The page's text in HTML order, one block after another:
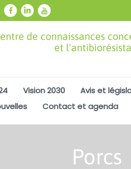
de connaissances
et
Vision 2030 Avis et
Contact et agenda
Porcs